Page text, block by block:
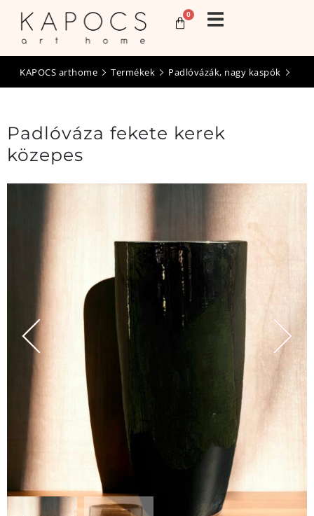
0
KAPOCS arthome Termékek Padlóvázák, nagy kaspók
Padlóváza fekete kerek
közepes